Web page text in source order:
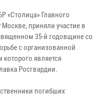
«Столица» Главного
приняли участие в
35-й годовщине со
с организованной
является
Росгвардии.
погибших